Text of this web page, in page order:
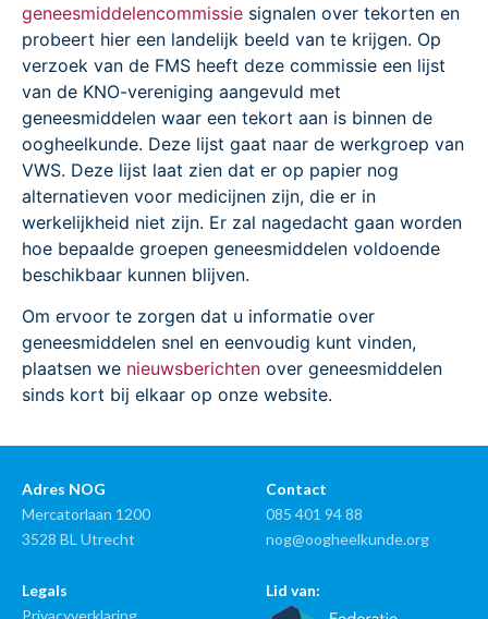
geneesmiddelencommissie signalen over tekorten en
probeert hier een landelijk beeld van te krijgen. Op
verzoek van de FMS heeft deze commissie een lijst
van de KNO-vereniging aangevuld met
geneesmiddelen waar een tekort aan is binnen de
oogheelkunde. Deze lijst gaat naar de werkgroep van
VWS. Deze lijst laat zien dat er op papier nog
alternatieven voor medicijnen zijn, die er in
werkelijkheid niet zijn. Er zal nagedacht gaan worden
hoe bepaalde groepen geneesmiddelen voldoende
beschikbaar kunnen blijven.
Om ervoor te zorgen dat u informatie over
geneesmiddelen snel en eenvoudig kunt vinden,
plaatsen we nieuwsberichten over geneesmiddelen
sinds kort bij elkaar op onze website.
Adres NOG
Mercatorlaan 1200
3528 BL Utrecht
Contact
085 401 94 88
nog@oogheelkunde.org
Legals
Privacyverklaring
Lid van: